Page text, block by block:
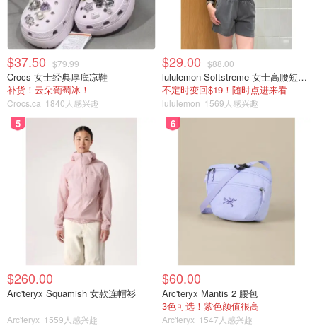
$37.50 $79.99
Crocs 女士经典厚底凉鞋
补货！云朵葡萄冰！
Crocs.ca 1840人感兴趣
$29.00 $88.00
lululemon Softstreme 女士高腰短裤 10cm
不定时变回$19！随时点进来看
lululemon 1569人感兴趣
5
$260.00
Arc'teryx Squamish 女款连帽衫
Arc'teryx 1559人感兴趣
6
$60.00
Arc'teryx Mantis 2 腰包
3色可选！紫色颜值很高
Arc'teryx 1547人感兴趣